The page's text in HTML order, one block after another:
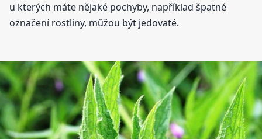
u kterých máte nějaké pochyby, například špatné
označení rostliny, můžou být jedovaté.